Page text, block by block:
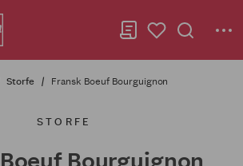
Storfe Fransk Boeuf Bourguignon
STORFE
Bourguignon